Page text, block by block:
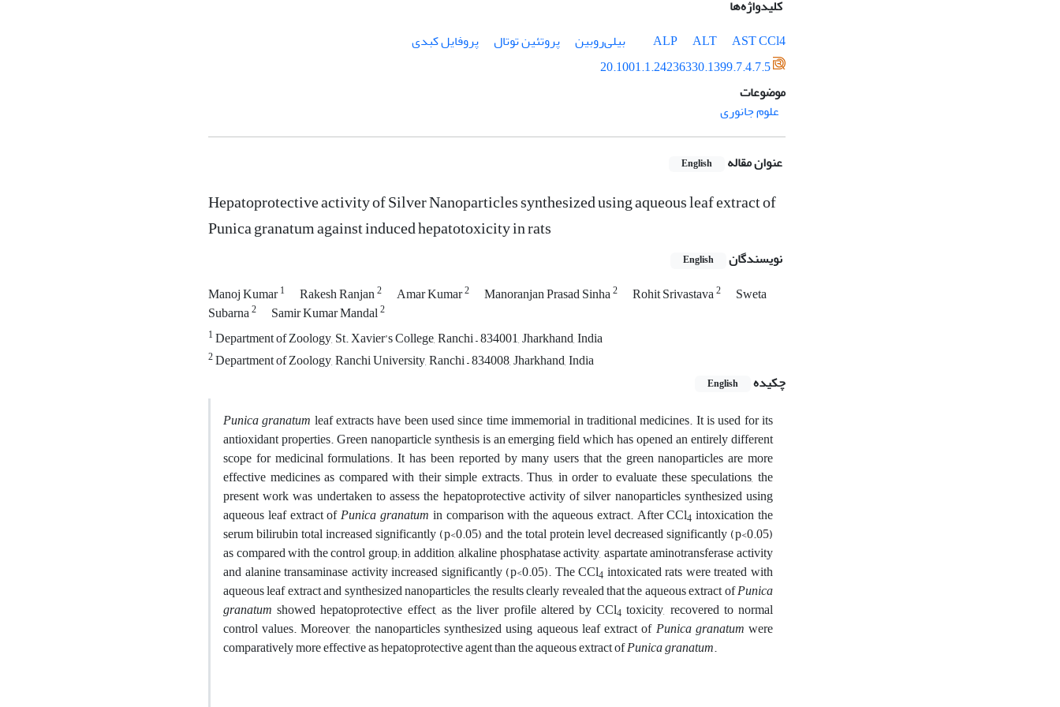
کلیدواژه‌ها
ALP
ALT ASTCCl4 بیلی‌روبین پروتئین توتال
پروفایل کبدی
20.1001.1.24236330.1399.7.4.7.5
موضوعات
علوم جانوری
عنوان مقاله English
Hepatoprotective activity of Silver Nanoparticles synthesized using aqueous leaf extract of
Punica granatum against induced hepatotoxicity in rats
نویسندگان English
Manoj Kumar1 Rakesh Ranjan2 Amar Kumar2 Manoranjan Prasad Sinha2 Rohit Srivastava2
Sweta
Subarna2 Samir Kumar Mandal2
1Department of Zoology, St. Xavier’s College, Ranchi – 834001, Jharkhand, India
2Department of Zoology, Ranchi University, Ranchi – 834008, Jharkhand, India
چکیده
English
Punica granatum leaf extracts have been used since time immemorial in traditional medicines. It is used for its
antioxidant properties. Green nanoparticle synthesis is an emerging field which has opened an entirely different
scope for medicinal formulations. It has been reported by many users that the green nanoparticles are more
effective medicines as compared with their simple extracts. Thus, in order to evaluate these speculations, the
present work was undertaken to assess the hepatoprotective activity of silver nanoparticles synthesized using
aqueous leaf extract ofPunica granatum in comparison with the aqueous extract. After CCl4 intoxication the
serum bilirubin total increased significantly (p<0.05) and the total protein level decreased significantly (p<0.05)
as compared with the control group; in addition, alkaline phosphatase activity, aspartate aminotransferase activity
and alanine transaminase activity increased significantly (p<0.05). The CCl4 intoxicated rats were treated with
aqueous leaf extract and synthesized nanoparticles, the results clearly revealed that the aqueous extract ofPunica
granatum showed hepatoprotective effect, as the liver profile altered by CCl4 toxicity, recovered to normal
control values. Moreover, the nanoparticles synthesized using aqueous leaf extract ofPunica granatum were
comparatively more effective as hepatoprotective agent than the aqueous extract ofPunica granatum.